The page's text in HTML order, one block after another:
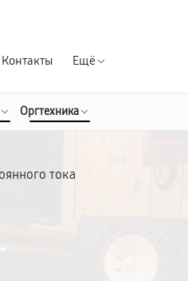
Контакты Ещё
Оргтехника
тока